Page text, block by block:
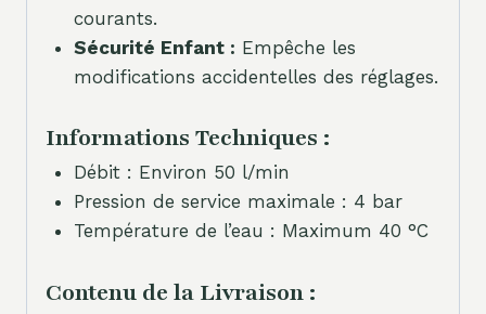
courants.
Sécurité Enfant : Empêche les
modifications accidentelles des réglages.
Informations Techniques :
Débit : Environ 50 l/min
Pression de service maximale : 4 bar
Température de l’eau : Maximum 40 °C
Contenu de la Livraison :